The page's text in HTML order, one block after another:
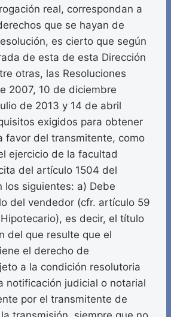
real, correspondan a
que se hayan de
es cierto que según
de esta de esta Dirección
otras, las Resoluciones
2007, 10 de diciembre
de 2013 y 14 de abril
exigidos para obtener
favor del transmitente, como
ejercicio de la facultad
del artículo 1504 del
los siguientes: a) Debe
del vendedor (cfr. artículo 59
es decir, el título
del que resulte que el
el derecho de
a la condición resolutoria
notificación judicial o notarial
por el transmitente de